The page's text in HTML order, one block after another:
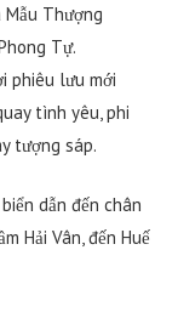
Thượng
Tự.
phiêu lưu mới
tình yêu, phi
tượng sáp.
dẫn đến chân
Hải Vân, đến Huế